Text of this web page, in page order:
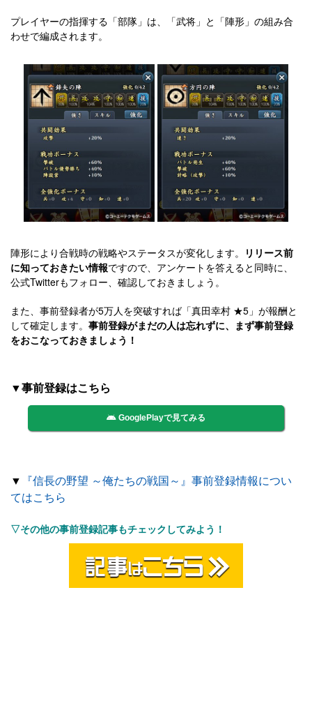
プレイヤーの指揮する「部隊」は、「武将」と「陣形」の組み合
わせで編成されます。
陣形により合戦時の戦略やステータスが変化します。
リリース前
に知っておきたい情報ですので、アンケートを答えると同時に、
公式Twitterもフォロー、確認しておきましょう。
また、事前登録者が5万人を突破すれば「真田幸村 ★5」が報酬と
して確定します。 事前登録がまだの人は忘れずに、まず事前登録
をおこなっておきましょう！
▼事前登録はこちら
GooglePlayで見てみる
▼ 『信長の野望 ～俺たちの戦国～』事前登録情報につい
てはこちら
▽その他の事前登録記事もチェックしてみよう！